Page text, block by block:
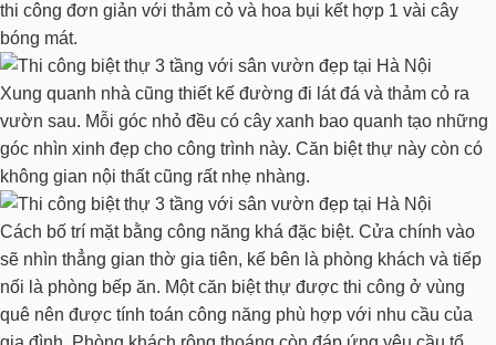
thi công đơn giản với thảm cỏ và hoa bụi kết hợp 1 vài cây
bóng mát.
Xung quanh nhà cũng thiết kế đường đi lát đá và thảm cỏ ra
vườn sau. Mỗi góc nhỏ đều có cây xanh bao quanh tạo những
góc nhìn xinh đẹp cho công trình này. Căn biệt thự này còn có
không gian nội thất cũng rất nhẹ nhàng.
Cách bố trí mặt bằng công năng khá đặc biệt. Cửa chính vào
sẽ nhìn thẳng gian thờ gia tiên, kế bên là phòng khách và tiếp
nối là phòng bếp ăn. Một căn biệt thự được thi công ở vùng
quê nên được tính toán công năng phù hợp với nhu cầu của